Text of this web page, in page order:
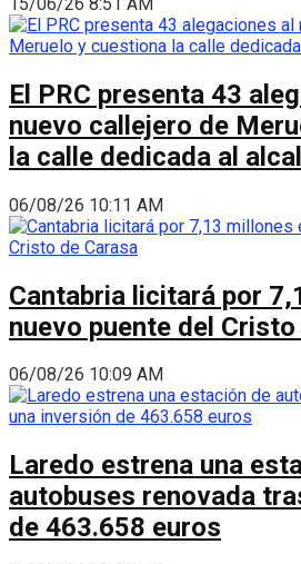
El PRC presenta 43
nuevo callejero de
la calle dedicada al
06/08/26 10:11 AM
Cantabria licitará por
nuevo puente del Cristo
06/08/26 10:09 AM
Laredo estrena una
autobuses renovada
de 463.658 euros